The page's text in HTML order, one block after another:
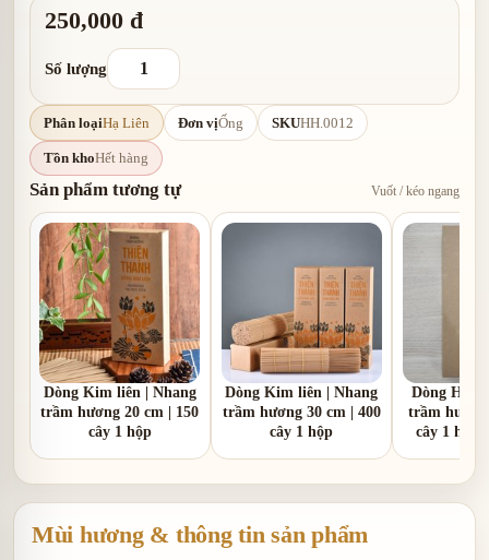
250,000 đ
Số lượng
Phân loạiHạ Liên Đơn vịỐng SKUHH.0012
Tồn khoHết hàng
Sản phẩm tương tự Vuốt / kéo ngang
Dòng Kim liên | Nhang
trầm hương 20 cm | 150
cây 1 hộp
Dòng Kim liên | Nhang
trầm hương 30 cm | 400
cây 1 hộp
Dòng Hạ
trầm hương
cây 1 hộp
Mùi hương & thông tin sản phẩm